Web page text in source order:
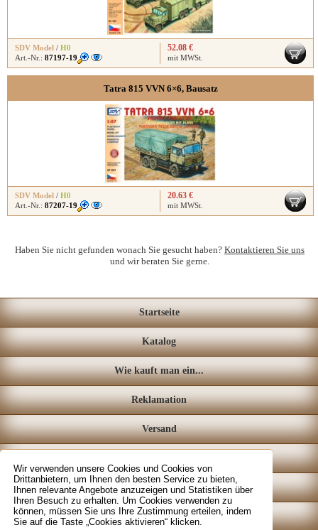
Wir verwenden unsere Cookies und Cookies von
Drittanbietern, um Ihnen den besten Service zu bieten,
Ihnen relevante Angebote anzuzeigen und Statistiken über
Ihren Besuch zu erhalten. Um Cookies verwenden zu
können, müssen Sie uns Ihre Zustimmung erteilen, indem
Sie auf die Taste „Cookies aktivieren“ klicken.
SDV Model / H0
Art.-Nr.: 87197-19
52.08 €
mit MWSt.
Tatra 815 VVN 6×6, Bausatz
SDV Model / H0
Art.-Nr.: 87207-19
20.63 €
mit MWSt.
Haben Sie nicht gefunden wonach Sie gesucht haben?Kontaktieren Sie uns
und wir beraten Sie gerne.
Startseite
Katalog
Wie kauft man ein...
Reklamation
Versand
Fachgeschäft
Kontakt